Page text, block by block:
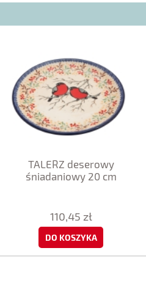
TALERZ deserowy
śniadaniowy 20 cm
110,45 zł
DO KOSZYKA